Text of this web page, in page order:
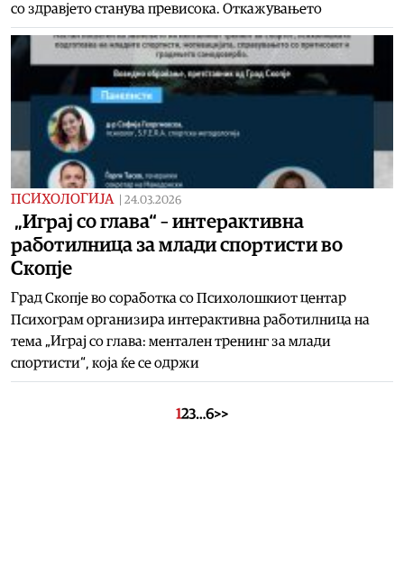
со здравјето станува превисока. Откажувањето
ПСИХОЛОГИЈА 24.03.2026
„Играј со глава“ – интерактивна
работилница за млади спортисти во
Скопје
Град Скопје во соработка со Психолошкиот центар
Психограм организира интерактивна работилница на
тема „Играј со глава: ментален тренинг за млади
спортисти“, која ќе се одржи
123…6>>